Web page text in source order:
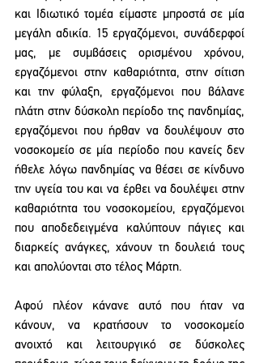
και Ιδιωτικό τομέα είμαστε μπροστά σε μία
μεγάλη αδικία. 15 εργαζόμενοι, συνάδερφοί
μας, με συμβάσεις ορισμένου χρόνου,
εργαζόμενοι στην καθαριότητα, στην σίτιση
και την φύλαξη, εργαζόμενοι που βάλανε
πλάτη στην δύσκολη περίοδο της πανδημίας,
εργαζόμενοι που ήρθαν να δουλέψουν στο
νοσοκομείο σε μία περίοδο που κανείς δεν
ήθελε λόγω πανδημίας να θέσει σε κίνδυνο
την υγεία του και να έρθει να δουλέψει στην
καθαριότητα του νοσοκομείου, εργαζόμενοι
που αποδεδειγμένα καλύπτουν πάγιες και
διαρκείς ανάγκες, χάνουν τη δουλειά τους
και απολύονται στο τέλος Μάρτη.
Αφού πλέον κάνανε αυτό που ήταν να
κάνουν, να κρατήσουν το νοσοκομείο
ανοιχτό και λειτουργικό σε δύσκολες